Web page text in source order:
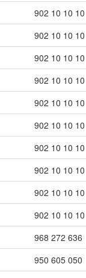
902 10 10 10
902 10 10 10
902 10 10 10
902 10 10 10
902 10 10 10
902 10 10 10
902 10 10 10
902 10 10 10
902 10 10 10
902 10 10 10
968 272 636
950 605 050